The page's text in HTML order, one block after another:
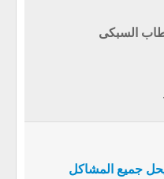
السبكى
جميع المشاكل